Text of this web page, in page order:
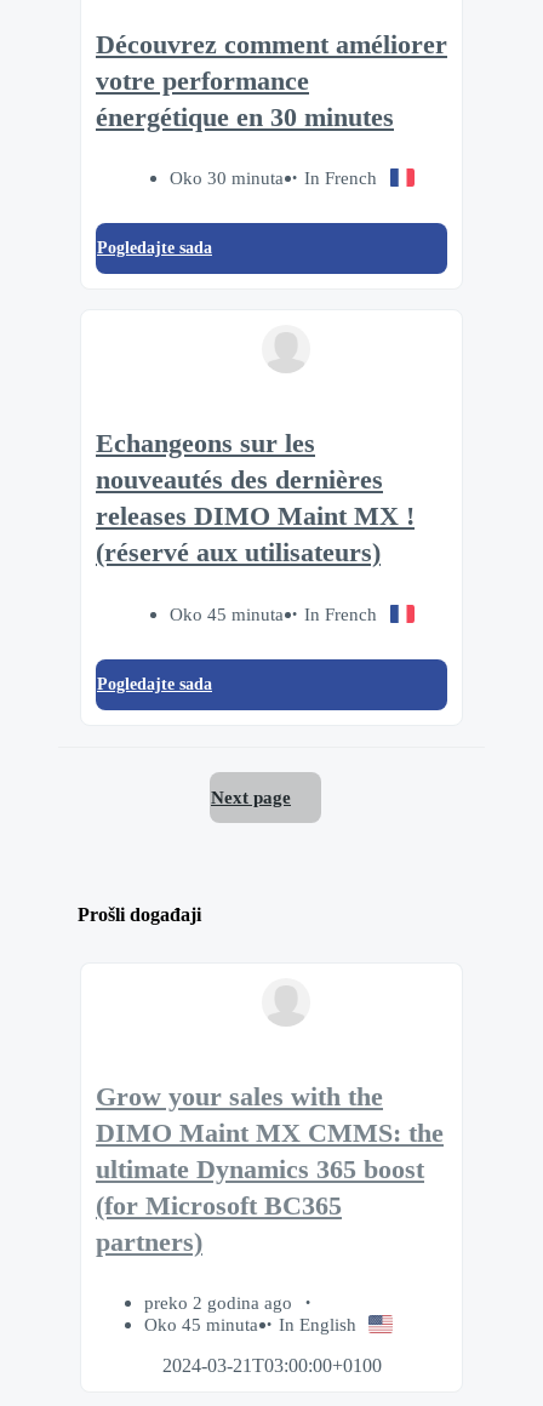
Découvrez comment améliorer
votre performance
énergétique en 30 minutes
Oko 30 minuta In French
Pogledajte sada
Echangeons sur les
nouveautés des dernières
releases DIMO Maint MX !
(réservé aux utilisateurs)
Oko 45 minuta In French
Pogledajte sada
Next page
Prošli događaji
Grow your sales with the
DIMO Maint MX CMMS: the
ultimate Dynamics 365 boost
(for Microsoft BC365
partners)
preko 2 godina ago
Oko 45 minuta
In English
2024-03-21T03:00:00+0100